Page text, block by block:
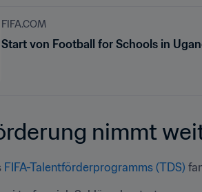
FIFA.COM
Start von Football for Schools in
nimmt
FIFA-Talentförderprogramms (TDS)